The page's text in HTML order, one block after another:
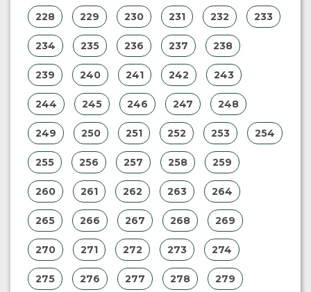
228 229 230 231 232 233
234 235 236 237 238
239 240 241 242 243
244 245 246 247 248
249 250 251 252 253 254
255 256 257 258 259
260 261 262 263 264
265 266 267 268 269
270 271 272 273 274
275 276 277 278 279